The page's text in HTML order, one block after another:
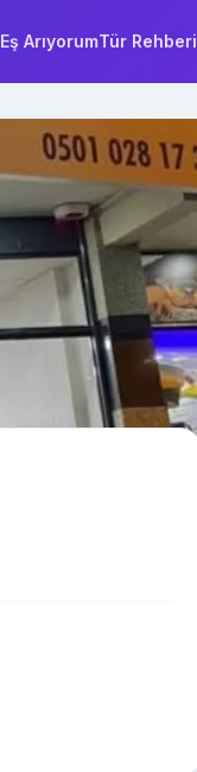
Eş ArıyorumTür Rehberi